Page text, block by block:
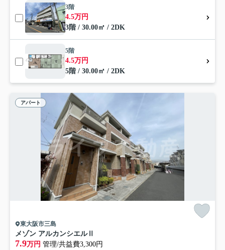
3階
4.5万円
3階 / 30.00㎡ / 2DK
5階
4.5万円
5階 / 30.00㎡ / 2DK
アパート
東大阪市三島
メゾン アルカンシエルⅡ
7.9万円 管理/共益費3,300円